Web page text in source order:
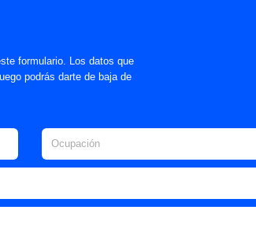
formulario. Los datos que
podrás darte de baja de